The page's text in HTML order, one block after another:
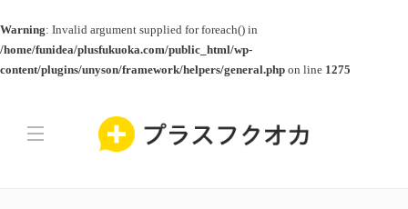
Warning: Invalid argument supplied for foreach() in
/home/funidea/plusfukuoka.com/public_html/wp-
content/plugins/unyson/framework/helpers/general.php on line 1275